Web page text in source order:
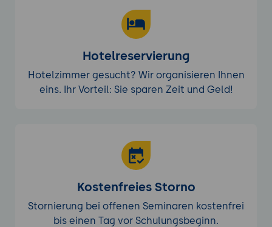
Hotelreservierung
Hotelzimmer gesucht? Wir organisieren Ihnen
eins. Ihr Vorteil: Sie sparen Zeit und Geld!
Kostenfreies Storno
Stornierung bei offenen Seminaren kostenfrei
bis einen Tag vor Schulungsbeginn.